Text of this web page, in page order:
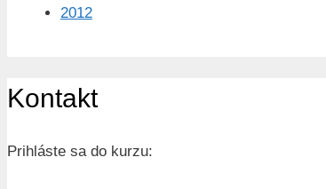
2012
Kontakt
Prihláste sa do kurzu: